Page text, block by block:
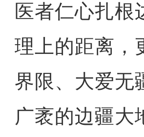
医者仁心扎根
理上的距离，
界限、大爱无
广袤的边疆大